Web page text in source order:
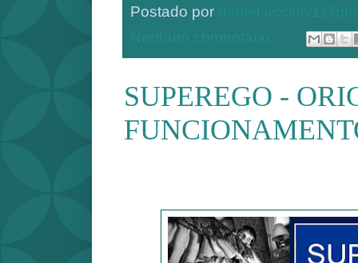
Postado por
SUPEREGO -